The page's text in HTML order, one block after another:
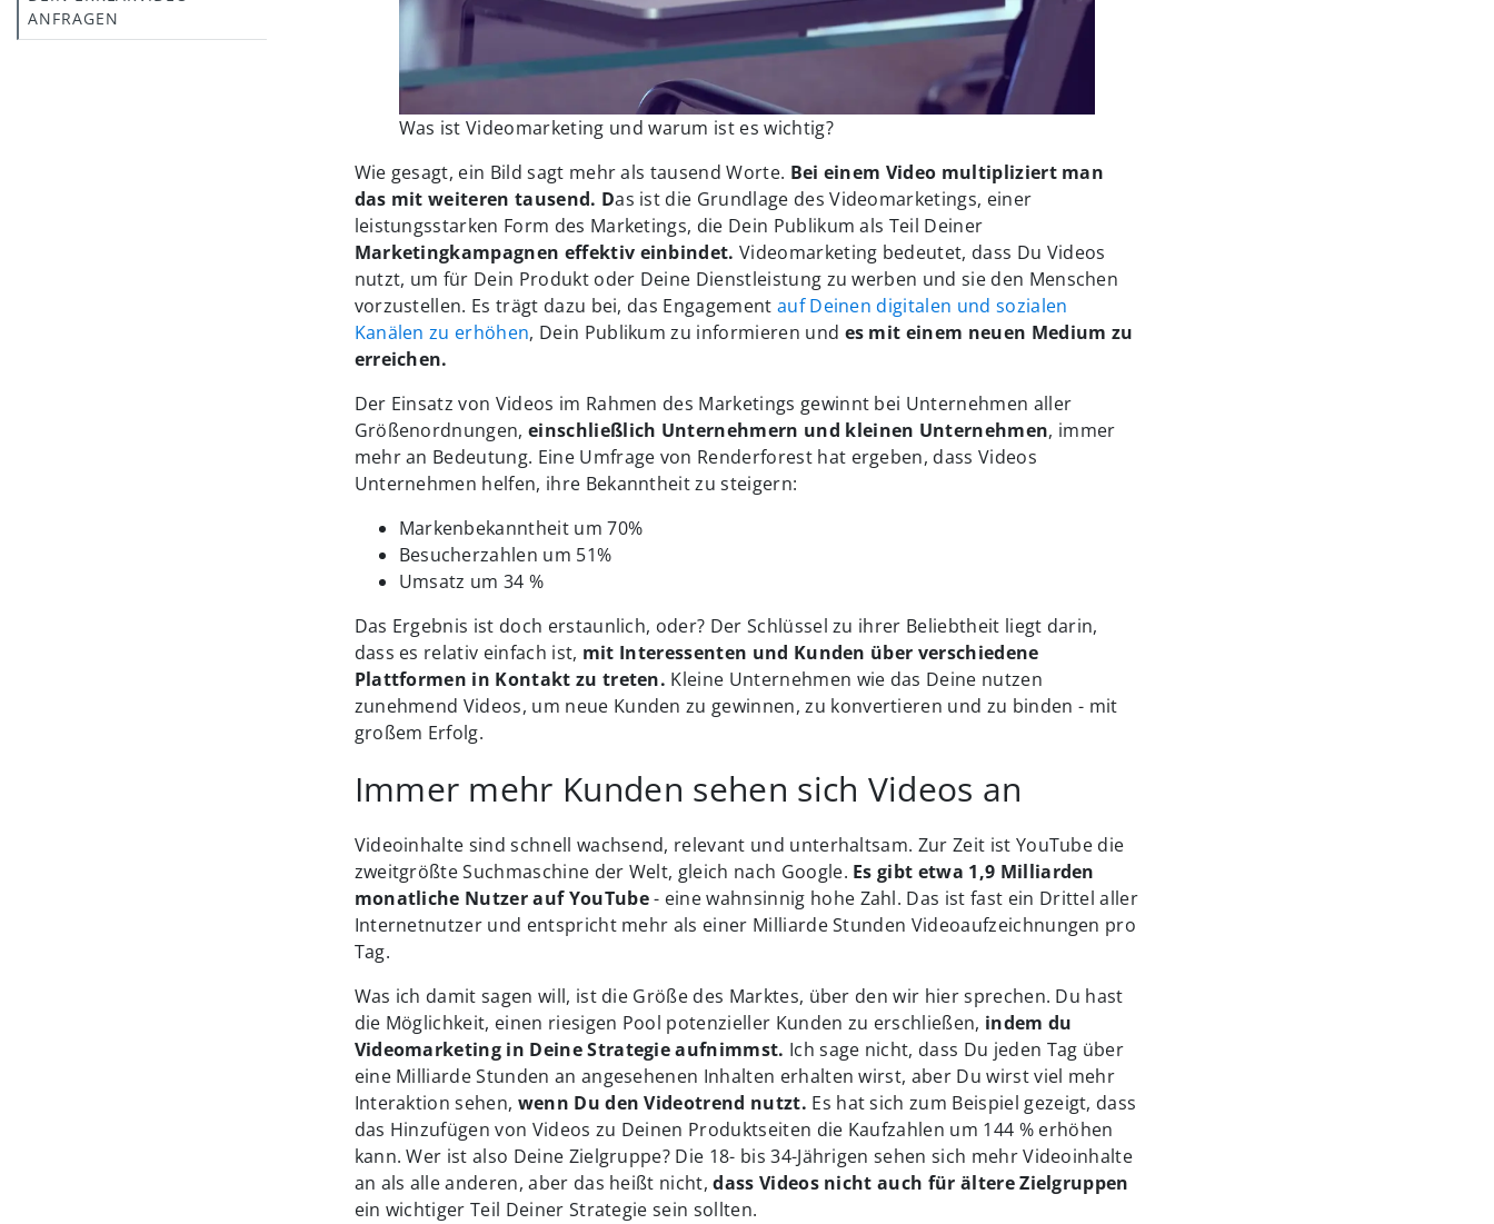
ANFRAGEN
Was ist Videomarketing und warum ist es wichtig?
Wie gesagt, ein Bild sagt mehr als tausend Worte. Bei einem Video multipliziert man
das mit weiteren tausend. Das ist die Grundlage des Videomarketings, einer
leistungsstarken Form des Marketings, die Dein Publikum als Teil Deiner
Marketingkampagnen effektiv einbindet.Videomarketing bedeutet, dass Du Videos
nutzt, um für Dein Produkt oder Deine Dienstleistung zu werben und sie den Menschen
vorzustellen. Es trägt dazu bei, das Engagement auf Deinen digitalen und sozialen
Kanälen zu erhöhen, Dein Publikum zu informieren und es mit einem neuen Medium zu
erreichen.
Der Einsatz von Videos im Rahmen des Marketings gewinnt bei Unternehmen aller
Größenordnungen, einschließlich Unternehmern und kleinen Unternehmen, immer
mehr an Bedeutung. Eine Umfrage von Renderforest hat ergeben, dass Videos
Unternehmen helfen, ihre Bekanntheit zu steigern:
Markenbekanntheit um 70%
Besucherzahlen um 51%
Umsatz um 34 %
Das Ergebnis ist doch erstaunlich, oder? Der Schlüssel zu ihrer Beliebtheit liegt darin,
dass es relativ einfach ist, mit Interessenten und Kunden über verschiedene
Plattformen in Kontakt zu treten. Kleine Unternehmen wie das Deine nutzen
zunehmend Videos, um neue Kunden zu gewinnen, zu konvertieren und zu binden - mit
großem Erfolg.
Immer mehr Kunden sehen sich Videos an
Videoinhalte sind schnell wachsend, relevant und unterhaltsam. Zur Zeit ist YouTube die
zweitgrößte Suchmaschine der Welt, gleich nach Google. Es gibt etwa 1,9 Milliarden
monatliche Nutzer auf YouTube- eine wahnsinnig hohe Zahl. Das ist fast ein Drittel aller
Internetnutzer und entspricht mehr als einer Milliarde Stunden Videoaufzeichnungen pro
Tag.
Was ich damit sagen will, ist die Größe des Marktes, über den wir hier sprechen. Du hast
die Möglichkeit, einen riesigen Pool potenzieller Kunden zu erschließen, indem du
Videomarketing in Deine Strategie aufnimmst. Ich sage nicht, dass Du jeden Tag über
eine Milliarde Stunden an angesehenen Inhalten erhalten wirst, aber Du wirst viel mehr
Interaktion sehen, wenn Du den Videotrend nutzt. Es hat sich zum Beispiel gezeigt, dass
das Hinzufügen von Videos zu Deinen Produktseiten die Kaufzahlen um 144 % erhöhen
kann. Wer ist also Deine Zielgruppe? Die 18- bis 34-Jährigen sehen sich mehr Videoinhalte
an als alle anderen, aber das heißt nicht,dass Videos nicht auch für ältere Zielgruppen
ein wichtiger Teil Deiner Strategie sein sollten.